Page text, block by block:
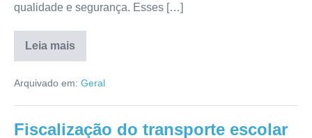
qualidade e segurança. Esses […]
Leia mais
Arquivado em: Geral
Fiscalização do transporte escolar